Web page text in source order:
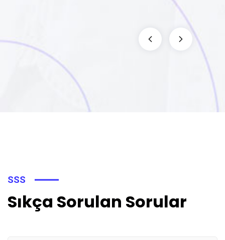
SSS
Sıkça Sorulan Sorular